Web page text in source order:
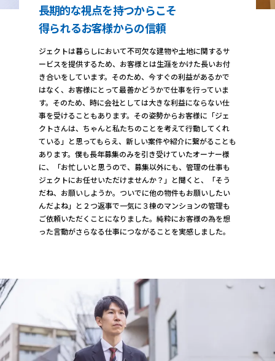
長期的な視点を持つからこそ
得られるお客様からの信頼
ジェクトは暮らしにおいて不可欠な建物や土地に関するサ
ービスを提供するため、お客様とは生涯をかけた長いお付
き合いをしています。そのため、今すぐの利益があるかで
はなく、お客様にとって最善かどうかで仕事を行っていま
す。そのため、時に会社としては大きな利益にならない仕
事を受けることもあります。その姿勢からお客様に「ジェ
クトさんは、ちゃんと私たちのことを考えて行動してくれ
ている」と思ってもらえ、新しい案件や紹介に繋がることも
あります。僕も長年募集のみを引き受けていたオーナー様
に、「お忙しいと思うので、募集以外にも、管理の仕事も
ジェクトにお任せいただけませんか？」と聞くと、「そう
だね、お願いしようか。ついでに他の物件もお願いしたい
んだよね」と２つ返事で一気に３棟のマンションの管理も
ご依頼いただくことになりました。純粋にお客様の為を想
った言動がさらなる仕事につながることを実感しました。